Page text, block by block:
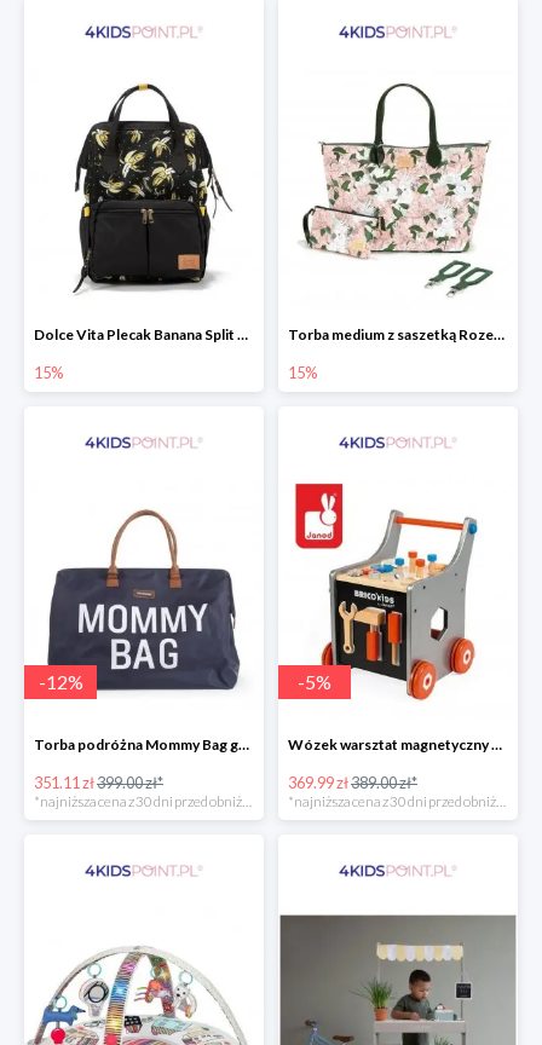
Dolce Vita Plecak Banana Split Black La Millou
15%
Torba medium z saszetką Rozenek Lady Peony Premium Zip La Millou
15%
-12%
Torba podróżna Mommy Bag grant Childhome
351.11 zł399.00 zł*
*najniższa cena z 30 dni przed obniżką
-5%
Wózek warsztat magnetyczny z narzędziami Brico ‘Kids kolekcja 2018, Janod
369.99 zł389.00 zł*
*najniższa cena z 30 dni przed obniżką